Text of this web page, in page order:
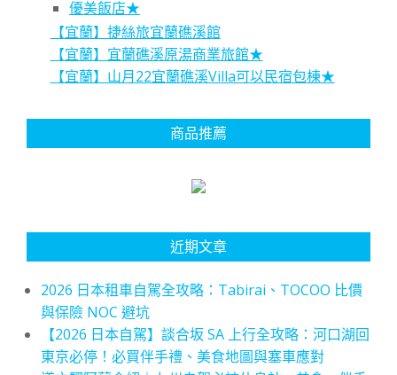
優美飯店★
【宜蘭】捷絲旅宜蘭礁溪館
【宜蘭】宜蘭礁溪原湯商業旅館★
【宜蘭】山月22宜蘭礁溪Villa可以民宿包棟★
商品推薦
近期文章
2026 日本租車自駕全攻略：Tabirai、TOCOO 比價
與保險 NOC 避坑
【2026 日本自駕】談合坂 SA 上行全攻略：河口湖回
東京必停！必買伴手禮、美食地圖與塞車應對